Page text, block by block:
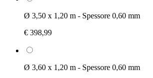
Ø 3,50 x 1,20 m - Spessore 0,60 mm
€ 398,99
Ø 3,60 x 1,20 m - Spessore 0,60 mm